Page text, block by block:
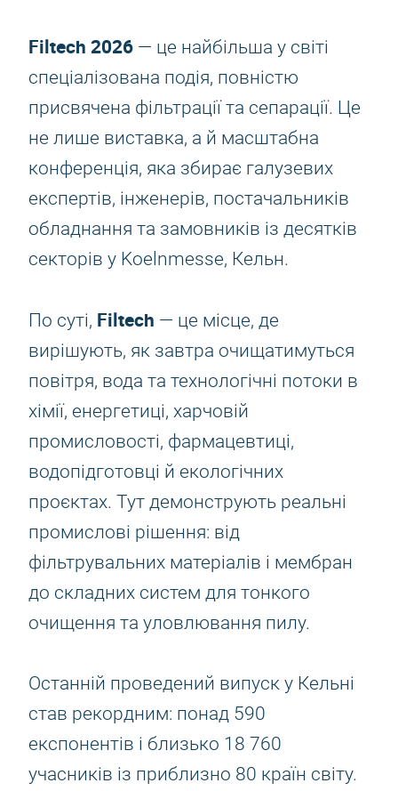
Filtech 2026 — це найбільша у світі
спеціалізована подія, повністю
присвячена фільтрації та сепарації. Це
не лише виставка, а й масштабна
конференція, яка збирає галузевих
експертів, інженерів, постачальників
обладнання та замовників із десятків
секторів у Koelnmesse, Кельн.
По суті, Filtech — це місце, де
вирішують, як завтра очищатимуться
повітря, вода та технологічні потоки в
хімії, енергетиці, харчовій
промисловості, фармацевтиці,
водопідготовці й екологічних
проєктах. Тут демонструють реальні
промислові рішення: від
фільтрувальних матеріалів і мембран
до складних систем для тонкого
очищення та уловлювання пилу.
Останній проведений випуск у Кельні
став рекордним: понад 590
експонентів і близько 18 760
учасників із приблизно 80 країн світу.